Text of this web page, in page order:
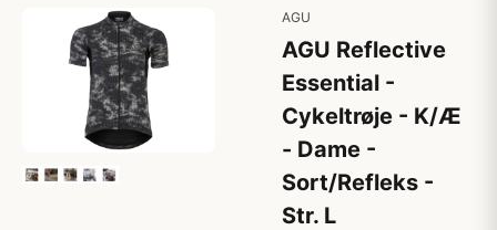
AGU
AGU Reflective
Essential -
Cykeltrøje - K/Æ
- Dame -
Sort/Refleks -
Str. L